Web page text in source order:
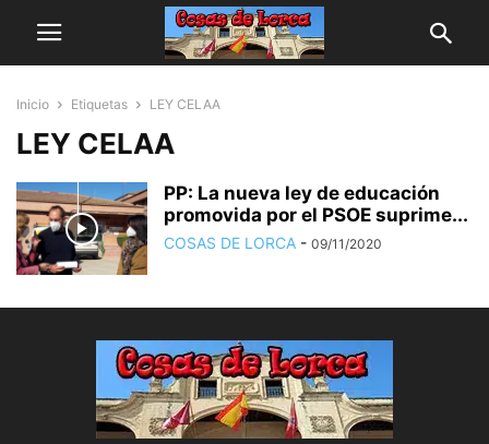
Inicio Etiquetas LEY CELAA
LEY CELAA
PP: La nueva ley de educación
promovida por el PSOE suprime...
COSAS DE LORCA - 09/11/2020